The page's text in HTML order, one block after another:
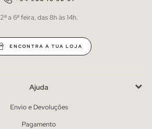
2ª a 6ª feira, das 8h às 14h.
ENCONTRA A TUA LOJA
Ajuda
Envio e Devoluções
Pagamento